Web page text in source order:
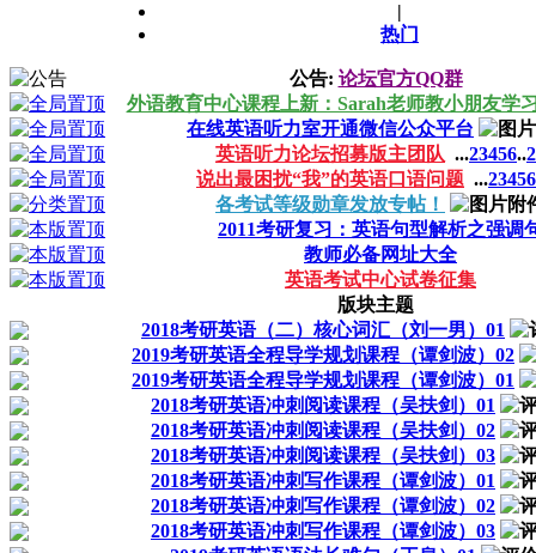
|
热门
公告: 论坛官方QQ群
外语教育中心课程上新：Sarah老师教小朋友学
在线英语听力室开通微信公众平台
英语听力论坛招募版主团队 ...23456..
说出最困扰“我”的英语口语问题 ...23456
各考试等级勋章发放专帖！
2011考研复习：英语句型解析之强调
教师必备网址大全
英语考试中心试卷征集
版块主题
2018考研英语（二）核心词汇（刘一男）01
2019考研英语全程导学规划课程（谭剑波）02
2019考研英语全程导学规划课程（谭剑波）01
2018考研英语冲刺阅读课程（吴扶剑）01
2018考研英语冲刺阅读课程（吴扶剑）02
2018考研英语冲刺阅读课程（吴扶剑）03
2018考研英语冲刺写作课程（谭剑波）01
2018考研英语冲刺写作课程（谭剑波）02
2018考研英语冲刺写作课程（谭剑波）03